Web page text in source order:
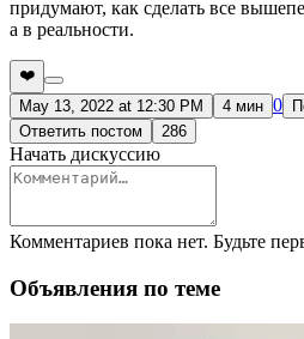
придумают, как сделать все
а в реальности.
❤️
May 13, 2022 at 12:30 PM
4 мин 0
Ответить постом
286
Начать дискуссию
Комментариев пока нет. Будьте
Объявления по теме